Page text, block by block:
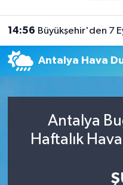
14:56 Büyükşehir'den 7
Antalya Hava
Antalya
Haftalık
Süper Lig Puan
Tüm Manşetler
Son Dakika